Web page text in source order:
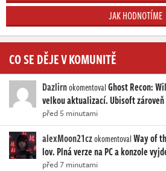
JAK HODNOTÍME
CO SE DĚJE V KOMUNITĚ
DazlirnokomentovalGhost Recon:
velkou aktualizací. Ubisoft
před 5 minutami
alexMoon21czokomentovalWay of
lov. Plná verze na PC a konzole
před 7 minutami